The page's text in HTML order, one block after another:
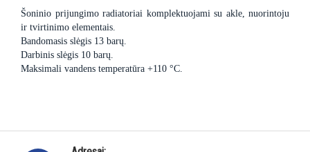
Šoninio prijungimo radiatoriai komplektuojami su akle, nuorintoju
ir tvirtinimo elementais.
Bandomasis slėgis 13 barų.
Darbinis slėgis 10 barų.
Maksimali vandens temperatūra +110 °C.